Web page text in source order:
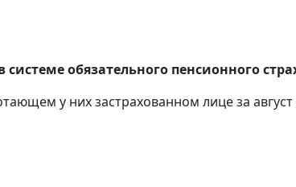
обязательного пенсионного
у них застрахованном лице за август